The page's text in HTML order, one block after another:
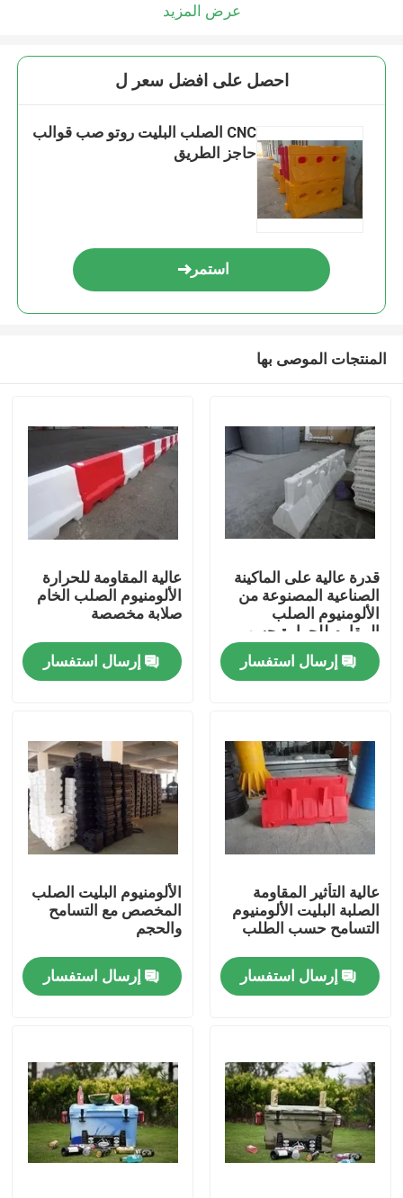
مسكن
أشرطة فيديو
معلومات عنا
جولة في المعمل
مراقبة الجودة
أخبار
اطلب اقتباس
عرض المزيد
احصل على افضل سعر ل
CNC الصلب البليت روتو صب قوالب
حاجز الطريق
استمر
المنتجات الموصى بها
قدرة عالية على الماكينة
الصناعية المصنوعة من
الألومنيوم الصلب
المقاوم للحرارة حسب
الطلب
إرسال استفسار
عالية المقاومة للحرارة
الألومنيوم الصلب الخام
صلابة مخصصة
إرسال استفسار
عالية التأثير المقاومة
الصلبة البليت الألومنيوم
التسامح حسب الطلب
إرسال استفسار
الألومنيوم البليت الصلب
المخصص مع التسامح
والحجم
إرسال استفسار